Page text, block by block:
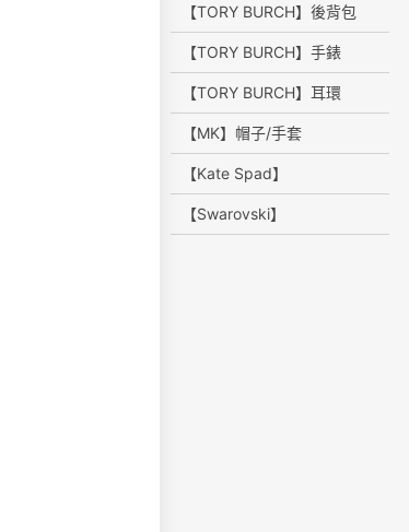
【TORY BURCH】後背包
【TORY BURCH】手錶
【TORY BURCH】耳環
【MK】帽子/手套
【Kate Spad】
【Swarovski】